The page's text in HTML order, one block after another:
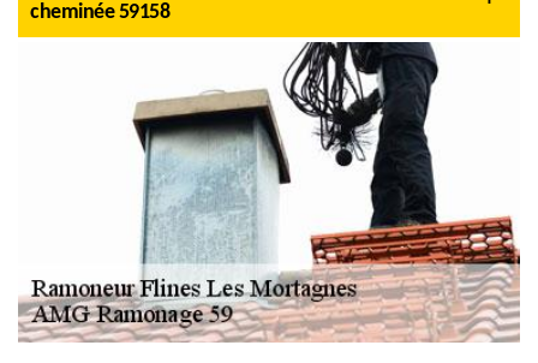
cheminée 59158